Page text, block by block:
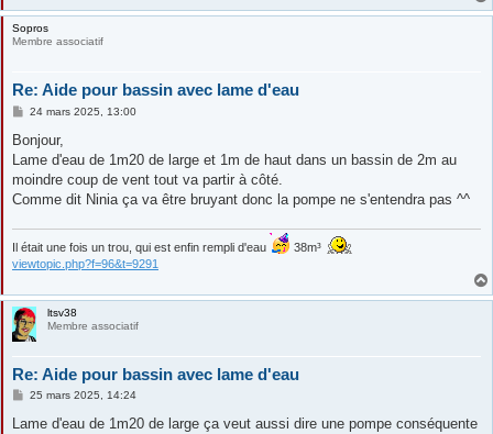
Sopros
Membre associatif
Re: Aide pour bassin avec lame d'eau
M
s
a
g
24 mars 2025, 13:00
Bonjour,
Lame d'eau de 1m20 de large et 1m de haut dans un bassin de 2m au
moindre coup de vent tout va partir à côté.
Comme dit Ninia ça va être bruyant donc la pompe ne s'entendra pas ^^
Il était une fois un trou, qui est enfin rempli d'eau
38m³
viewtopic.php?f=96&t=9291
ltsv38
Membre associatif
Re: Aide pour bassin avec lame d'eau
M
s
25 mars 2025, 14:24
Lame d'eau de 1m20 de large ça veut aussi dire une pompe conséquente